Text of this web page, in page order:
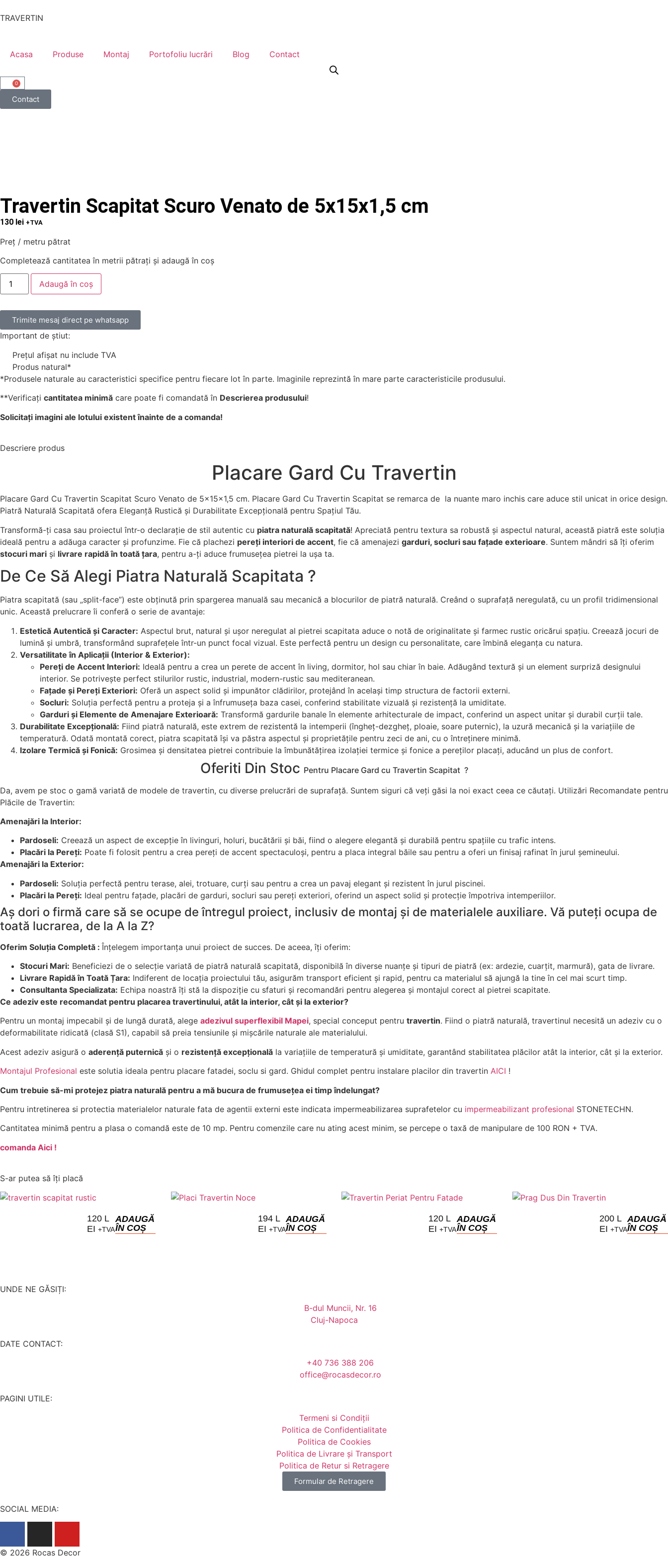
TRAVERTIN
Acasa Produse Montaj Portofoliu lucrări Blog Contact
0
Contact
Travertin Scapitat Scuro Venato de 5x15x1,5 cm
130 lei +TVA
Preț / metru pătrat
Completează cantitatea în metrii pătrați și adaugă în coș
Adaugă în coș
Trimite mesaj direct pe whatsapp
Important de știut:
Prețul afișat nu include TVA
Produs natural*
*Produsele naturale au caracteristici specifice pentru fiecare lot în parte. Imaginile reprezintă în mare parte caracteristicile produsului.
**Verificați cantitatea minimă care poate fi comandată în Descrierea produsului!
Solicitați imagini ale lotului existent înainte de a comanda!
Descriere produs
Placare Gard Cu Travertin
Placare Gard Cu Travertin Scapitat Scuro Venato de 5x15x1,5 cm. Placare Gard Cu Travertin Scapitat se remarca de la nuante maro inchis care aduce stil unicat in orice design.
Piatră Naturală Scapitată ofera Eleganță Rustică și Durabilitate Excepțională pentru Spațiul Tău.
Transformă-ți casa sau proiectul într-o declarație de stil autentic cu piatra naturală scapitată! Apreciată pentru textura sa robustă și aspectul natural, această piatră este soluția
ideală pentru a adăuga caracter și profunzime. Fie că plachezi pereți interiori de accent, fie că amenajezi garduri, socluri sau fațade exterioare. Suntem mândri să îți oferim
stocuri mari și livrare rapidă în toată țara, pentru a-ți aduce frumusețea pietrei la ușa ta.
De Ce Să Alegi Piatra Naturală Scapitata ?
Piatra scapitată (sau „split-face”) este obținută prin spargerea manuală sau mecanică a blocurilor de piatră naturală. Creând o suprafață neregulată, cu un profil tridimensional
unic. Această prelucrare îi conferă o serie de avantaje:
Estetică Autentică și Caracter: Aspectul brut, natural și ușor neregulat al pietrei scapitata aduce o notă de originalitate și farmec rustic oricărui spațiu. Creează jocuri de
lumină și umbră, transformând suprafețele într-un punct focal vizual. Este perfectă pentru un design cu personalitate, care îmbină eleganța cu natura.
Versatilitate în Aplicații (Interior & Exterior):
Pereți de Accent Interiori: Ideală pentru a crea un perete de accent în living, dormitor, hol sau chiar în baie. Adăugând textură și un element surpriză designului
interior. Se potrivește perfect stilurilor rustic, industrial, modern-rustic sau mediteranean.
Fațade și Pereți Exteriori: Oferă un aspect solid și impunător clădirilor, protejând în același timp structura de factorii externi.
Socluri: Soluția perfectă pentru a proteja și a înfrumuseța baza casei, conferind stabilitate vizuală și rezistență la umiditate.
Garduri și Elemente de Amenajare Exterioară: Transformă gardurile banale în elemente arhitecturale de impact, conferind un aspect unitar și durabil curții tale.
Durabilitate Excepțională: Fiind piatră naturală, este extrem de rezistentă la intemperii (îngheț-dezgheț, ploaie, soare puternic), la uzură mecanică și la variațiile de
temperatură. Odată montată corect, piatra scapitată își va păstra aspectul și proprietățile pentru zeci de ani, cu o întreținere minimă.
Izolare Termică și Fonică: Grosimea și densitatea pietrei contribuie la îmbunătățirea izolației termice și fonice a pereților placați, aducând un plus de confort.
Oferiti Din Stoc Pentru Placare Gard cu Travertin Scapitat ?
Da, avem pe stoc o gamă variată de modele de travertin, cu diverse prelucrări de suprafață. Suntem siguri că veți găsi la noi exact ceea ce căutați. Utilizări Recomandate pentru
Plăcile de Travertin:
Amenajări la Interior:
Pardoseli: Creează un aspect de excepție în livinguri, holuri, bucătării și băi, fiind o alegere elegantă și durabilă pentru spațiile cu trafic intens.
Placări la Pereți: Poate fi folosit pentru a crea pereți de accent spectaculoși, pentru a placa integral băile sau pentru a oferi un finisaj rafinat în jurul șemineului.
Amenajări la Exterior:
Pardoseli: Soluția perfectă pentru terase, alei, trotuare, curți sau pentru a crea un pavaj elegant și rezistent în jurul piscinei.
Placări la Pereți: Ideal pentru fațade, placări de garduri, socluri sau pereți exteriori, oferind un aspect solid și protecție împotriva intemperiilor.
Aș dori o firmă care să se ocupe de întregul proiect, inclusiv de montaj și de materialele auxiliare. Vă puteți ocupa de
toată lucrarea, de la A la Z?
Oferim Soluția Completă : Înțelegem importanța unui proiect de succes. De aceea, îți oferim:
Stocuri Mari: Beneficiezi de o selecție variată de piatră naturală scapitată, disponibilă în diverse nuanțe și tipuri de piatră (ex: ardezie, cuarțit, marmură), gata de livrare.
Livrare Rapidă în Toată Țara: Indiferent de locația proiectului tău, asigurăm transport eficient și rapid, pentru ca materialul să ajungă la tine în cel mai scurt timp.
Consultanta Specializata: Echipa noastră îți stă la dispoziție cu sfaturi și recomandări pentru alegerea și montajul corect al pietrei scapitate.
Ce adeziv este recomandat pentru placarea travertinului, atât la interior, cât și la exterior?
Pentru un montaj impecabil și de lungă durată, alege adezivul superflexibil Mapei, special conceput pentru travertin. Fiind o piatră naturală, travertinul necesită un adeziv cu o
deformabilitate ridicată (clasă S1), capabil să preia tensiunile și mișcările naturale ale materialului.
Acest adeziv asigură o aderență puternică și o rezistență excepțională la variațiile de temperatură și umiditate, garantând stabilitatea plăcilor atât la interior, cât și la exterior.
Montajul Profesional este solutia ideala pentru placare fatadei, soclu si gard. Ghidul complet pentru instalare placilor din travertin AICI !
Cum trebuie să-mi protejez piatra naturală pentru a mă bucura de frumusețea ei timp îndelungat?
Pentru intretinerea si protectia materialelor naturale fata de agentii externi este indicata impermeabilizarea suprafetelor cu impermeabilizant profesional STONETECHN.
Cantitatea minimă pentru a plasa o comandă este de 10 mp. Pentru comenzile care nu ating acest minim, se percepe o taxă de manipulare de 100 RON + TVA.
comanda Aici !
S-ar putea să îți placă
120 L
EI +TVA
ADAUGĂ
ÎN COȘ
194 L
EI +TVA
ADAUGĂ
ÎN COȘ
120 L
EI +TVA
ADAUGĂ
ÎN COȘ
200 L
EI +TVA
ADAUGĂ
ÎN COȘ
UNDE NE GĂSIȚI:
B-dul Muncii, Nr. 16
Cluj-Napoca
DATE CONTACT:
+40 736 388 206
office@rocasdecor.ro
PAGINI UTILE:
Termeni si Condiții
Politica de Confidentialitate
Politica de Cookies
Politica de Livrare și Transport
Politica de Retur si Retragere
Formular de Retragere
SOCIAL MEDIA:
© 2026 Rocas Decor